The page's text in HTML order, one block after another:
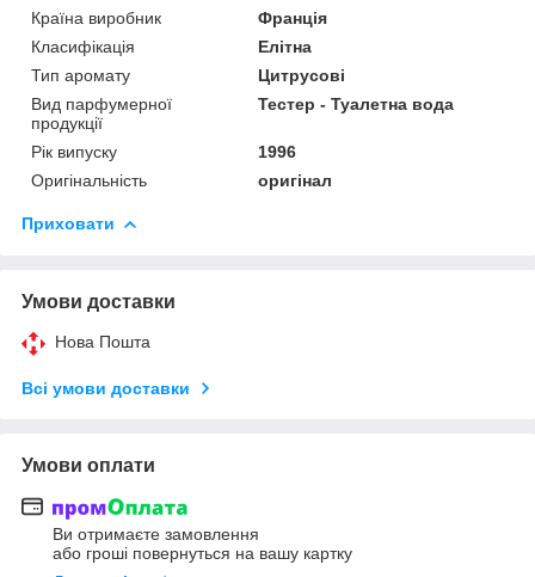
Країна виробник
Франція
Класифікація
Елітна
Тип аромату
Цитрусові
Вид парфумерної
продукції
Тестер - Туалетна вода
Рік випуску
1996
Оригінальність
оригінал
Приховати
Умови доставки
Нова Пошта
Всі умови доставки
Умови оплати
Ви отримаєте замовлення
або гроші повернуться на вашу картку